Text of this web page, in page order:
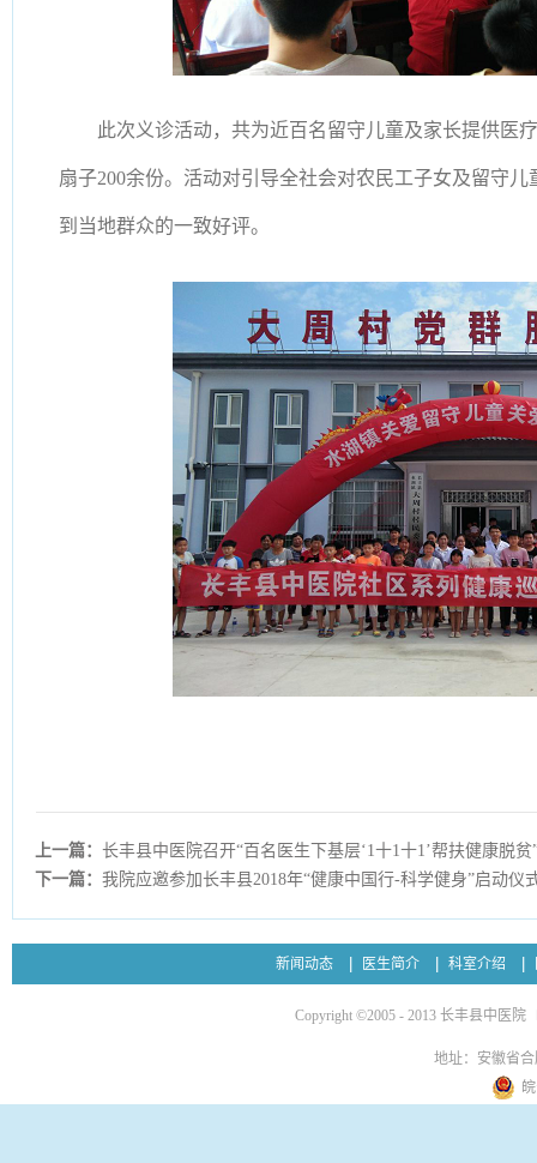
此次义诊活动，共为近百名留守儿童及家长提供医
扇子200余份。活动对引导全社会对农民工子女及留守
到当地群众的一致好评。
上一篇：长丰县中医院召开“百名医生下基层‘1十1十1’帮扶健康脱贫
下一篇：我院应邀参加长丰县2018年“健康中国行-科学健身”启动仪
新闻动态 医生简介 科室介绍
Copyright ©2005 - 2013 长丰县中医院
地址：安徽省